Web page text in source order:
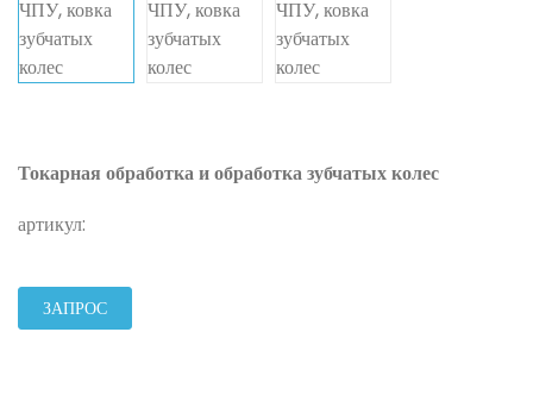
Токарная обработка и обработка зубчатых колес
артикул:
ЗАПРОС